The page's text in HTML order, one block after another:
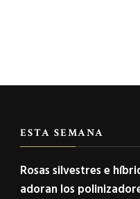
ESTA SEMANA
Rosas silvestres e
adoran los